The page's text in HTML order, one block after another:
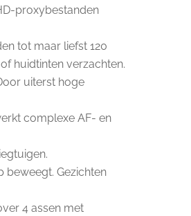
proxybestanden
tot maar liefst 120
huidtinten verzachten.
uiterst hoge
complexe AF- en
beweegt. Gezichten
4 assen met